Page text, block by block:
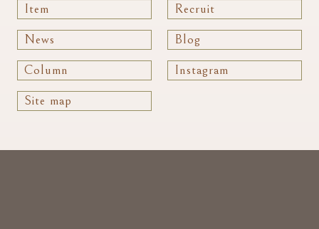
Item Recruit
News Blog
Column Instagram
Site map